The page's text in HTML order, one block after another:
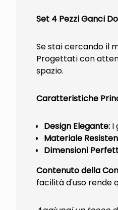
Set 4 Pezzi Ganci
Se stai cercando il
Progettati con
spazio.
Caratteristiche
Design Elegante: I
Materiale
Dimensioni
Contenuto della
facilità d'uso rende